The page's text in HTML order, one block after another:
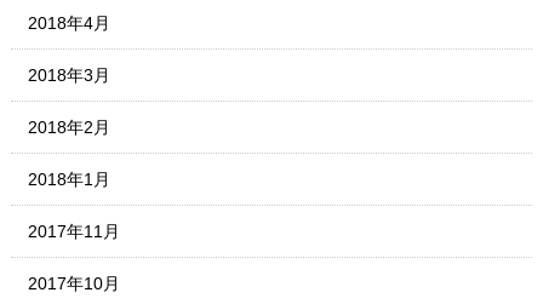
2018年4月
2018年3月
2018年2月
2018年1月
2017年11月
2017年10月